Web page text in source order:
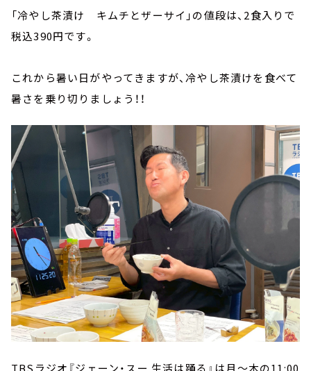
「冷やし茶漬け キムチとザーサイ」の値段は、2食入りで
税込390円です。
これから暑い日がやってきますが、冷やし茶漬けを食べて
暑さを乗り切りましょう！！
TBSラジオ『ジェーン・スー 生活は踊る』は月～木の11:00